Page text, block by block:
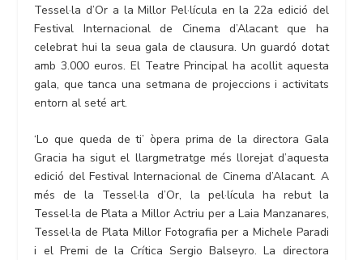
Tessel·la d’Or a la Millor Pel·lícula en la 22a edició del
Festival Internacional de Cinema d’Alacant que ha
celebrat hui la seua gala de clausura. Un guardó dotat
amb 3.000 euros. El Teatre Principal ha acollit aquesta
gala, que tanca una setmana de projeccions i activitats
entorn al seté art.
‘Lo que queda de ti’ òpera prima de la directora Gala
Gracia ha sigut el llargmetratge més llorejat d’aquesta
edició del Festival Internacional de Cinema d’Alacant. A
més de la Tessel·la d’Or, la pel·lícula ha rebut la
Tessel·la de Plata a Millor Actriu per a Laia Manzanares,
Tessel·la de Plata Millor Fotografia per a Michele Paradi
i el Premi de la Crítica Sergio Balseyro. La directora